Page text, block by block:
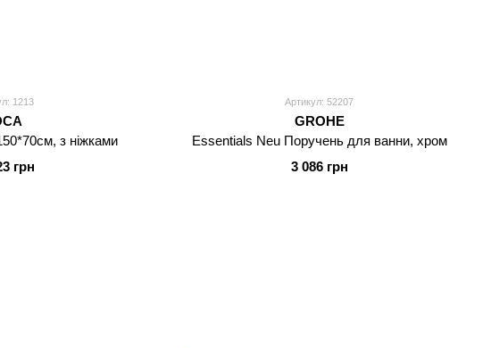
1213
з ніжками
грн
Артикул: 52207
GROHE
Essentials Neu Поручень для ванни, хром
3 086 грн